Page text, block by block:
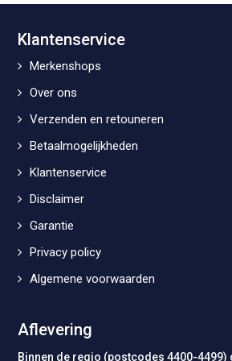
Klantenservice
Merkenshops
Over ons
Verzenden en retouneren
Betaalmogelijkheden
Klantenservice
Disclaimer
Garantie
Privacy policy
Algemene voorwaarden
Aflevering
Binnen de regio (postcodes 4400-